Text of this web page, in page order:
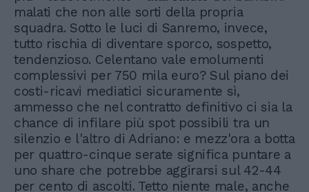
malati che non alle sorti della propria
squadra. Sotto le luci di Sanremo, invece,
tutto rischia di diventare sporco, sospetto,
tendenzioso. Celentano vale emolumenti
complessivi per 750 mila euro? Sul piano dei
costi-ricavi mediatici sicuramente sì,
ammesso che nel contratto definitivo ci sia la
chance di infilare più spot possibili tra un
silenzio e l'altro di Adriano: e mezz'ora a botta
per quattro-cinque serate significa puntare a
uno share che potrebbe aggirarsi sul 42-44
per cento di ascolti. Tetto niente male, anche